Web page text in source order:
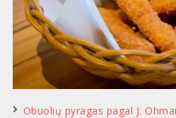
Obuolių pyragas pagal J.